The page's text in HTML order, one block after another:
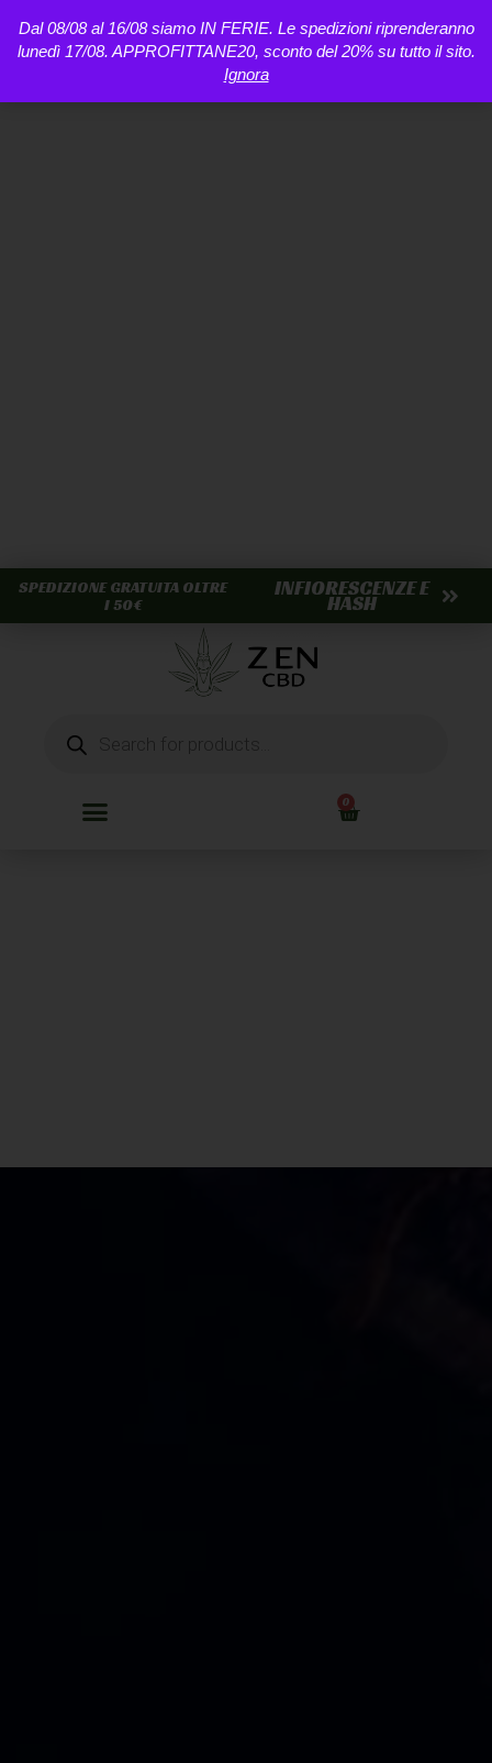
Dal 08/08 al 16/08 siamo IN FERIE. Le spedizioni riprenderanno
lunedì 17/08. APPROFITTANE20, sconto del 20% su tutto il sito.
Ignora
SPEDIZIONE GRATUITA OLTRE
I 50€
INFIORESCENZE E
HASH
0